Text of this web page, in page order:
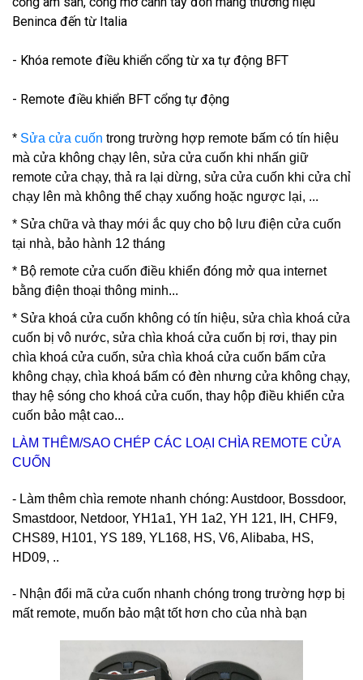
Beninca đến từ Italia
- Khóa remote điều khiển cổng từ xa tự động BFT
- Remote điều khiển BFT cổng tự động
* Sửa cửa cuốn trong trường hợp remote bấm có tín hiệu
mà cửa không chạy lên, sửa cửa cuốn khi nhấn giữ
remote cửa chạy, thả ra lại dừng, sửa cửa cuốn khi cửa chỉ
chạy lên mà không thể chạy xuống hoặc ngược lại, ...
* Sửa chữa và thay mới ắc quy cho bộ lưu điện cửa cuốn
tại nhà, bảo hành 12 tháng
* Bộ remote cửa cuốn điều khiển đóng mở qua internet
bằng điện thoại thông minh...
* Sửa khoá cửa cuốn không có tín hiệu, sửa chìa khoá cửa
cuốn bị vô nước, sửa chìa khoá cửa cuốn bị rơi, thay pin
chìa khoá cửa cuốn, sửa chìa khoá cửa cuốn bấm cửa
không chạy, chìa khoá bấm có đèn nhưng cửa không chạy,
thay hệ sóng cho khoá cửa cuốn, thay hộp điều khiển cửa
cuốn bảo mật cao...
LÀM THÊM/SAO CHÉP CÁC LOẠI CHÌA REMOTE CỬA
CUỐN
- Làm thêm chìa remote nhanh chóng: Austdoor, Bossdoor,
Smastdoor, Netdoor, YH1a1, YH 1a2, YH 121, IH, CHF9,
CHS89, H101, YS 189, YL168, HS, V6, Alibaba, HS,
HD09, ..
- Nhận đổi mã cửa cuốn nhanh chóng trong trường hợp bị
mất remote, muốn bảo mật tốt hơn cho của nhà bạn